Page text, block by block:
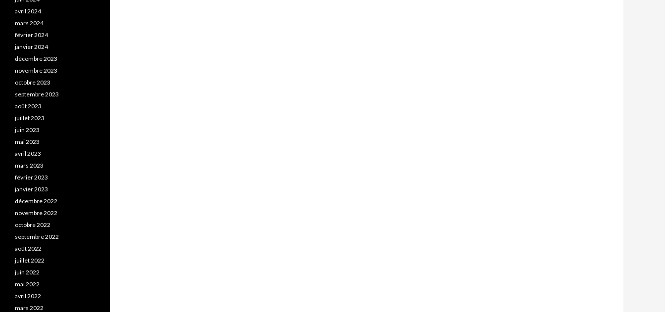
avril 2024
mars 2024
février 2024
janvier 2024
décembre 2023
novembre 2023
octobre 2023
septembre 2023
août 2023
juillet 2023
juin 2023
mai 2023
avril 2023
mars 2023
février 2023
janvier 2023
décembre 2022
novembre 2022
octobre 2022
septembre 2022
août 2022
juillet 2022
juin 2022
mai 2022
avril 2022
mars 2022